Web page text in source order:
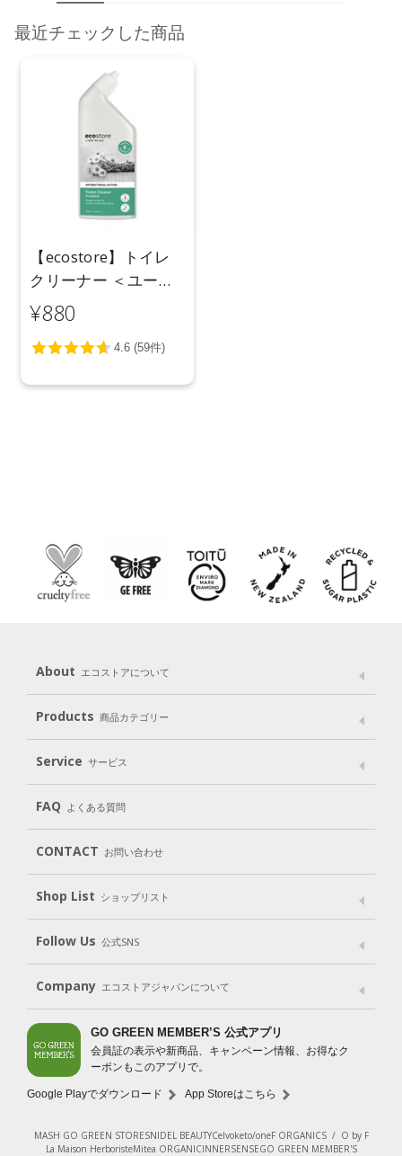
最近チェックした商品
【ecostore】トイレ
クリーナー ＜ユーカ
リ＞ 500mL
¥880
About エコストアについて
メッセージ ブランドストーリー
パッケージへのこだわり
動物実験をしない
Products 商品カテゴリー
Laundry
Cleaning Baby Kids
Body（ボディ） Hair（ヘア） Oral care（オーラルケア）
Goods （グッズ）
Gift set
Service サービス
User Guide
Subscription（定期便）
FAQ よくある質問
CONTACT お問い合わせ
Shop List ショップリスト
Shop List
Follow Us 公式SNS
LINE＠ Instagram Facebook
Company エコストアジャパンについて
会社案内 ご利用規約
プライバシーポリシー
特定商取引法に基づく表示
免責事項
法人会員サービス
New Zealand Site
GO GREEN MEMBER’S 公式アプリ
会員証の表示や新商品、キャンペーン情報、お得なク
ーポンもこのアプリで。
Google Playでダウンロード App Storeはこちら
MASH GO GREEN STORESNIDEL BEAUTYCelvoketo/oneF ORGANICS/ O by F
La Maison HerboristeMitea ORGANICINNERSENSEGO GREEN MEMBER'S